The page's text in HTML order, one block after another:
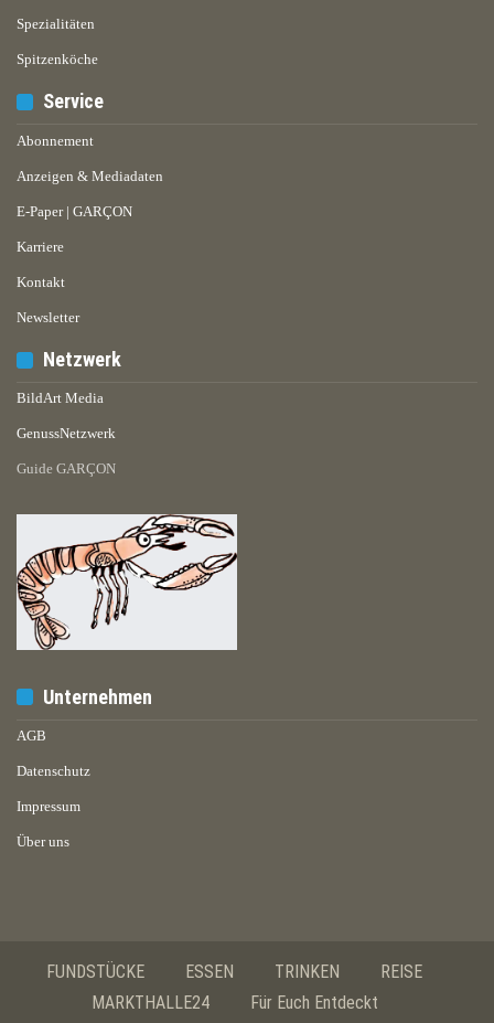
Spezialitäten
Spitzenköche
Service
Abonnement
Anzeigen & Mediadaten
E-Paper | GARÇON
Karriere
Kontakt
Newsletter
Netzwerk
BildArt Media
GenussNetzwerk
Guide GARÇON
Unternehmen
AGB
Datenschutz
Impressum
Über uns
FUNDSTÜCKE ESSEN TRINKEN
REISE
MARKTHALLE24
Für Euch Entdeckt